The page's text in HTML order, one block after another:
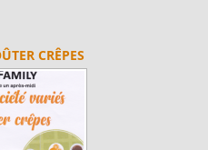
Annuaire des associations
ANNUAIRE DES ASSOCIATIONS